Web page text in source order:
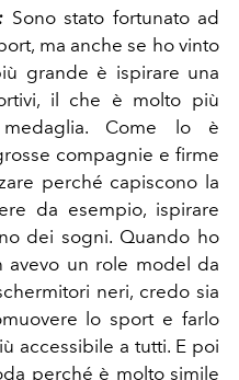
Sono stato fortunato ad
ma anche se ho vinto
grande è ispirare una
il che è molto più
Come lo è
compagnie e firme
perché capiscono la
da esempio, ispirare
dei sogni. Quando ho
avevo un role model da
neri, credo sia
lo sport e farlo
accessibile a tutti. E poi
perché è molto simile